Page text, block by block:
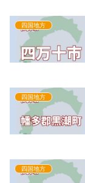
四国地方
四国地方
四国地方